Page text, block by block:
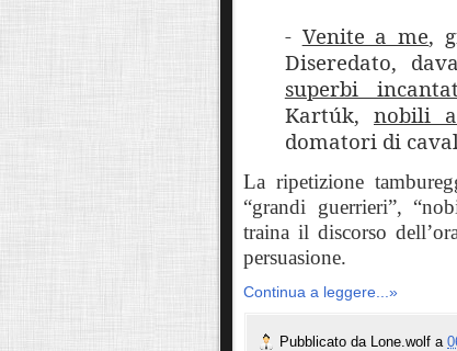
- Venite a me,
Diseredato,
superbi
Kartúk, nobili
domatori di
La ripetizione
“grandi guerrieri”,
traina il discorso
persuasione.
Continua a leggere...»
Pubblicato da Lone.wolf a